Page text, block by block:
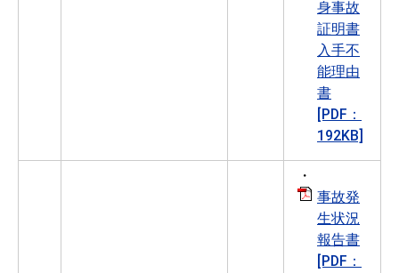
身事故
証明書
入手不
能理由
書
[PDF：
192KB]
・
事故発
生状況
報告書
[PDF：